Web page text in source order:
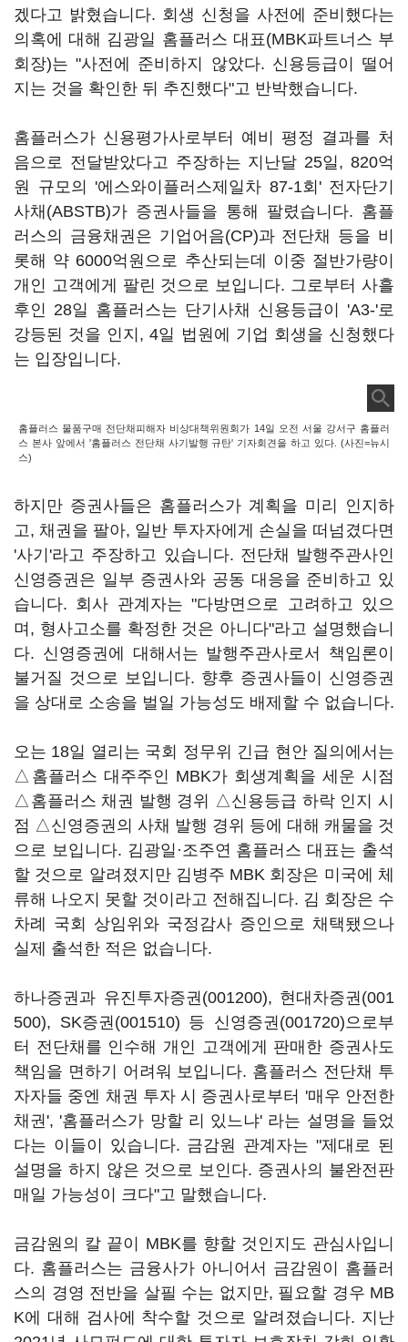
겠다고 밝혔습니다. 회생 신청을 사전에 준비했다는
의혹에 대해 김광일 홈플러스 대표(MBK파트너스 부
회장)는 "사전에 준비하지 않았다. 신용등급이 떨어
지는 것을 확인한 뒤 추진했다"고 반박했습니다.
홈플러스가 신용평가사로부터 예비 평정 결과를 처
음으로 전달받았다고 주장하는 지난달 25일, 820억
원 규모의 '에스와이플러스제일차 87-1회' 전자단기
사채(ABSTB)가 증권사들을 통해 팔렸습니다. 홈플
러스의 금융채권은 기업어음(CP)과 전단채 등을 비
롯해 약 6000억원으로 추산되는데 이중 절반가량이
개인 고객에게 팔린 것으로 보입니다. 그로부터 사흘
후인 28일 홈플러스는 단기사채 신용등급이 'A3-'로
강등된 것을 인지, 4일 법원에 기업 회생을 신청했다
는 입장입니다.
홈플러스 물품구매 전단채피해자 비상대책위원회가 14일 오전 서울 강서구 홈플러
스 본사 앞에서 '홈플러스 전단채 사기발행 규탄' 기자회견을 하고 있다. (사진=뉴시
스)
하지만 증권사들은 홈플러스가 계획을 미리 인지하
고, 채권을 팔아, 일반 투자자에게 손실을 떠넘겼다면
'사기'라고 주장하고 있습니다. 전단채 발행주관사인
신영증권은 일부 증권사와 공동 대응을 준비하고 있
습니다. 회사 관계자는 "다방면으로 고려하고 있으
며, 형사고소를 확정한 것은 아니다"라고 설명했습니
다. 신영증권에 대해서는 발행주관사로서 책임론이
불거질 것으로 보입니다. 향후 증권사들이 신영증권
을 상대로 소송을 벌일 가능성도 배제할 수 없습니다.
오는 18일 열리는 국회 정무위 긴급 현안 질의에서는
△홈플러스 대주주인 MBK가 회생계획을 세운 시점
△홈플러스 채권 발행 경위 △신용등급 하락 인지 시
점 △신영증권의 사채 발행 경위 등에 대해 캐물을 것
으로 보입니다. 김광일·조주연 홈플러스 대표는 출석
할 것으로 알려졌지만 김병주 MBK 회장은 미국에 체
류해 나오지 못할 것이라고 전해집니다. 김 회장은 수
차례 국회 상임위와 국정감사 증인으로 채택됐으나
실제 출석한 적은 없습니다.
하나증권과 유진투자증권(001200), 현대차증권(001
500), SK증권(001510) 등 신영증권(001720)으로부
터 전단채를 인수해 개인 고객에게 판매한 증권사도
책임을 면하기 어려워 보입니다. 홈플러스 전단채 투
자자들 중엔 채권 투자 시 증권사로부터 '매우 안전한
채권', '홈플러스가 망할 리 있느냐' 라는 설명을 들었
다는 이들이 있습니다. 금감원 관계자는 "제대로 된
설명을 하지 않은 것으로 보인다. 증권사의 불완전판
매일 가능성이 크다"고 말했습니다.
금감원의 칼 끝이 MBK를 향할 것인지도 관심사입니
다. 홈플러스는 금융사가 아니어서 금감원이 홈플러
스의 경영 전반을 살필 수는 없지만, 필요할 경우 MB
K에 대해 검사에 착수할 것으로 알려졌습니다. 지난